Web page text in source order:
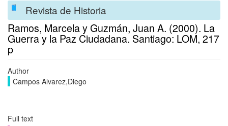
Revista de Historia
Ramos, Marcela y Guzmán, Juan A. (2000). La
Guerra y la Paz Ciudadana. Santiago: LOM, 217
p
Author
Campos Alvarez,Diego
Full text